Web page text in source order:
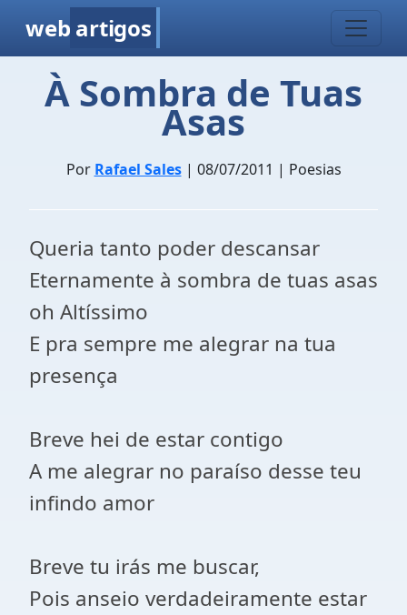
web artigos
À Sombra de Tuas
Asas
Por Rafael Sales| 08/07/2011 | Poesias
Queria tanto poder descansar
Eternamente à sombra de tuas asas
oh Altíssimo
E pra sempre me alegrar na tua
presença
Breve hei de estar contigo
A me alegrar no paraíso desse teu
infindo amor
Breve tu irás me buscar,
Pois anseio verdadeiramente estar